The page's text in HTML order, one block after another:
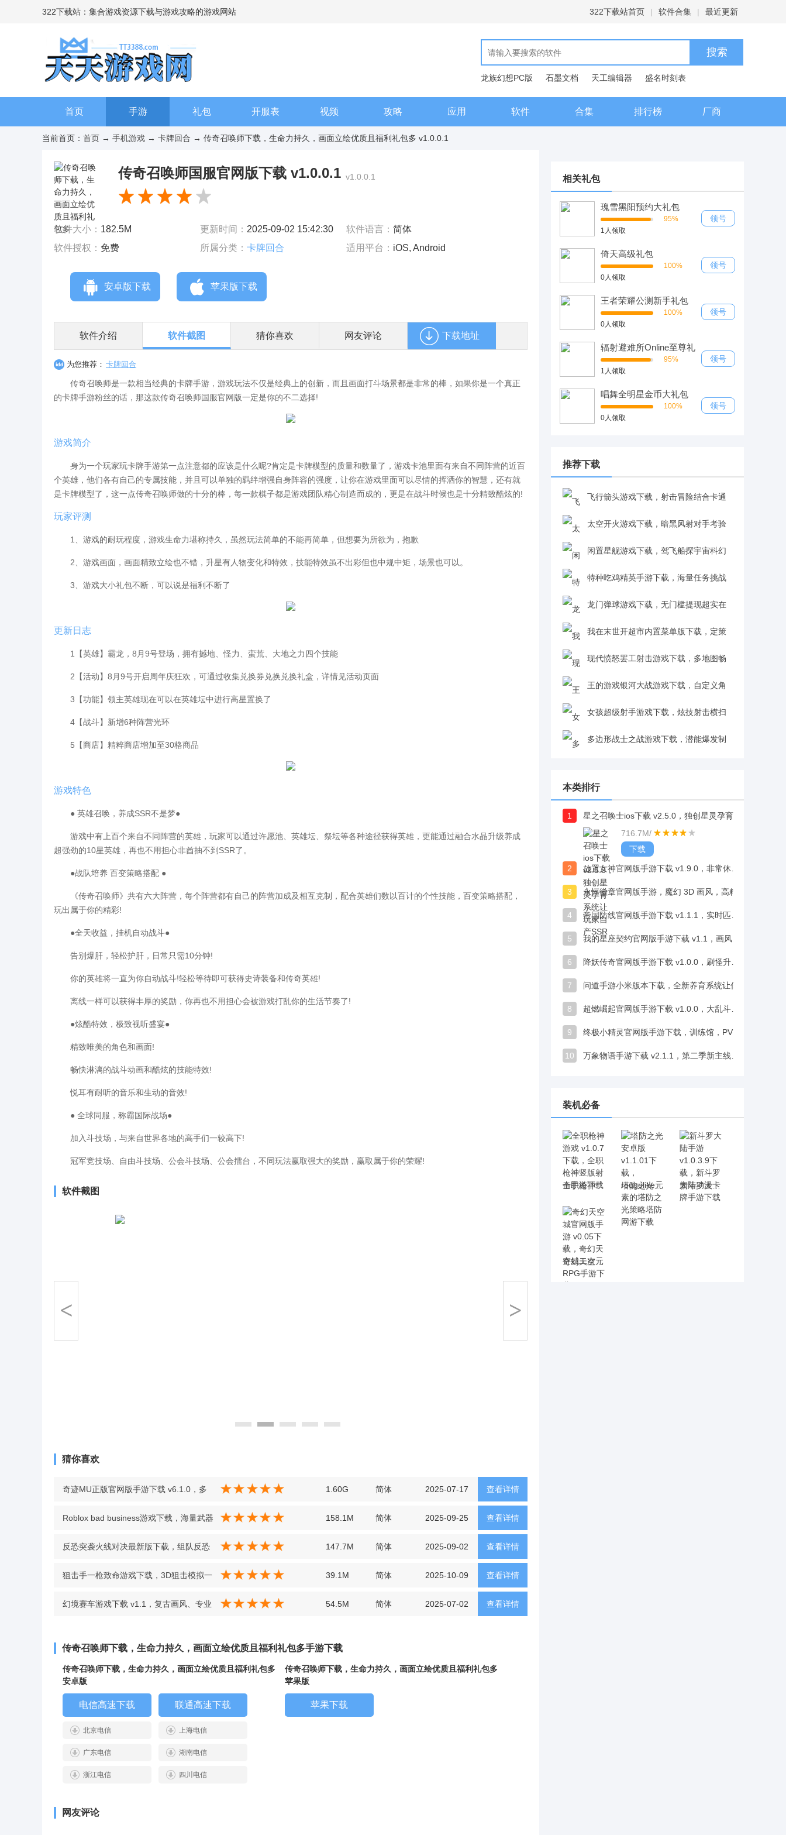
322下载站：集合游戏资源下载与游戏攻略的游戏网站 322下载站首页 | 软件合集 | 最近更新
龙族幻想PC版 石墨文档 天工编辑器
盛名时刻表
现代汉语词典
首页 手游 礼包 开服表 视频 攻略 应用 软件 合集 排行榜 厂商
当前首页： 首页 → 手机游戏 → 卡牌回合 → 传奇召唤师下载，生命力持久，画面立绘优质且福利礼包多 v1.0.0.1
传奇召唤师国服官网版下载 v1.0.0.1 v1.0.0.1
软件大小： 182.5M 更新时间： 2025-09-02 15:42:30 软件语言： 简体
软件授权： 免费 所属分类： 卡牌回合 适用平台： iOS, Android
安卓版下载 苹果版下载
软件介绍 软件截图 猜你喜欢 网友评论 下载地址
为您推荐： 卡牌回合
传奇召唤师是一款相当经典的卡牌手游，游戏玩法不仅是经典上的创新，而且画面打斗场景都是非常的棒，如果你是一个真正
的卡牌手游粉丝的话，那这款传奇召唤师国服官网版一定是你的不二选择!
游戏简介
身为一个玩家玩卡牌手游第一点注意都的应该是什么呢?肯定是卡牌模型的质量和数量了，游戏卡池里面有来自不同阵营的近百
个英雄，他们各有自己的专属技能，并且可以单独的羁绊增强自身阵容的强度，让你在游戏里面可以尽情的挥洒你的智慧，还有就
是卡牌模型了，这一点传奇召唤师做的十分的棒，每一款棋子都是游戏团队精心制造而成的，更是在战斗时候也是十分精致酷炫的!
玩家评测
1、游戏的耐玩程度，游戏生命力堪称持久，虽然玩法简单的不能再简单，但想要为所欲为，抱歉
2、游戏画面，画面精致立绘也不错，升星有人物变化和特效，技能特效虽不出彩但也中规中矩，场景也可以。
3、游戏大小礼包不断，可以说是福利不断了
更新日志
1【英雄】霸龙，8月9号登场，拥有撼地、怪力、蛮荒、大地之力四个技能
2【活动】8月9号开启周年庆狂欢，可通过收集兑换券兑换兑换礼盒，详情见活动页面
3【功能】领主英雄现在可以在英雄坛中进行高星置换了
4【战斗】新增6种阵营光环
5【商店】精粹商店增加至30格商品
游戏特色
● 英雄召唤，养成SSR不是梦●
游戏中有上百个来自不同阵营的英雄，玩家可以通过许愿池、英雄坛、祭坛等各种途径获得英雄，更能通过融合水晶升级养成
超强劲的10星英雄，再也不用担心非酋抽不到SSR了。
●战队培养 百变策略搭配 ●
《传奇召唤师》共有六大阵营，每个阵营都有自己的阵营加成及相互克制，配合英雄们数以百计的个性技能，百变策略搭配，
玩出属于你的精彩!
●全天收益，挂机自动战斗●
告别爆肝，轻松护肝，日常只需10分钟!
你的英雄将一直为你自动战斗!轻松等待即可获得史诗装备和传奇英雄!
离线一样可以获得丰厚的奖励，你再也不用担心会被游戏打乱你的生活节奏了!
●炫酷特效，极致视听盛宴●
精致唯美的角色和画面!
畅快淋漓的战斗动画和酷炫的技能特效!
悦耳有耐听的音乐和生动的音效!
● 全球同服，称霸国际战场●
加入斗技场，与来自世界各地的高手们一较高下!
冠军竞技场、自由斗技场、公会斗技场、公会擂台，不同玩法赢取强大的奖励，赢取属于你的荣耀!
软件截图
< >
猜你喜欢
查看详情
奇迹MU正版官网版手游下载 v6.1.0，多
样选择搭配复杂怪物挑战超带感 v6.1.0
1.60G 简体 2025-07-17
查看详情
Roblox bad business游戏下载，海量武器
随心搭配，精准操作决胜战场 2.536.458
158.1M 简体 2025-09-25
查看详情
反恐突袭火线对决最新版下载，组队反恐
激战，解锁高难度地图 v1.0 安卓版
147.7M 简体 2025-09-02
查看详情
狙击手一枪致命游戏下载，3D狙击模拟一
枪致命 v1.5 中文版
39.1M 简体 2025-10-09
查看详情
幻境赛车游戏下载 v1.1，复古画风、专业 54.5M 简体 2025-07-02
传奇召唤师下载，生命力持久，画面立绘优质且福利礼包多手游下载
传奇召唤师下载，生命力持久，画面立绘优质且福利礼包多
安卓版
电信高速下载 联通高速下载
北京电信 上海电信
广东电信 湖南电信
浙江电信 四川电信
传奇召唤师下载，生命力持久，画面立绘优质且福利礼包多
苹果版
苹果下载
网友评论
相关礼包
瑰雪黑阳预约大礼包
95%
1人领取
领号
倚天高级礼包
100%
0人领取
领号
王者荣耀公测新手礼包
100%
0人领取
领号
辐射避难所Online至尊礼
包
95%
1人领取
领号
唱舞全明星金币大礼包
100%
0人领取
领号
推荐下载
飞行箭头游戏下载，射击冒险结合卡通
画风体验佳v4.8.5 安卓版
太空开火游戏下载，暗黑风射对手考验
反应超刺激v1.1.2 安卓版
闲置星舰游戏下载，驾飞船探宇宙科幻
感拉满v0.2 安卓版
特种吃鸡精英手游下载，海量任务挑战
冒险超有趣v1.0 安卓版
龙门弹球游戏下载，无门槛提现超实在
v6.0.05 红包版
我在末世开超市内置菜单版下载，定策
略搞贸易成商业领袖v1.2 安卓版
现代愤怒罢工射击游戏下载，多地图畅
吃鸡超带感v1.1 安卓版
王的游戏银河大战游戏下载，自定义角
色战趣十足v3.0.0 中文版
女孩超级射手游戏下载，炫技射击横扫
怪物v1.1.11 安卓版
多边形战士之战游戏下载，潜能爆发制
本类排行
1
716.7M/
下载
2
3
4
5
6
7
8
9
10
装机必备
全职枪神游戏 v1.0.7下载，全职枪神竖版射击手游下载 塔防之光安卓版 v1.1.01下载，rougelike元素的塔防之光策略塔防网游下载 新斗罗大陆手游 v1.0.3.9下载，新斗罗大陆动漫卡牌手游下载
奇幻天空城官网版手游 v0.05下载，奇幻天空城二次元RPG手游下载